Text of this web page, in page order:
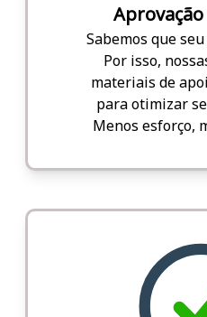
Sabemos que
Por isso,
materiais de
para otimizar
Menos esforço,